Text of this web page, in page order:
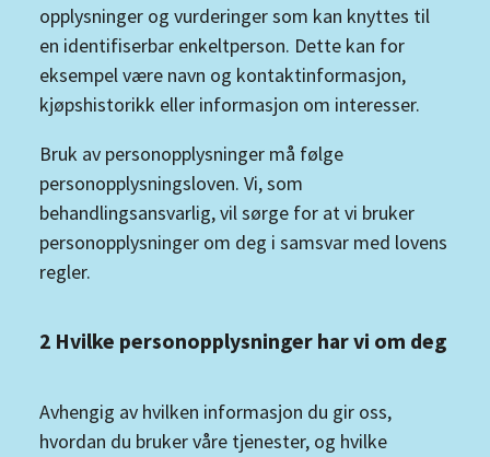
opplysninger og vurderinger som kan knyttes til
en identifiserbar enkeltperson. Dette kan for
eksempel være navn og kontaktinformasjon,
kjøpshistorikk eller informasjon om interesser.
Bruk av personopplysninger må følge
personopplysningsloven. Vi, som
behandlingsansvarlig, vil sørge for at vi bruker
personopplysninger om deg i samsvar med lovens
regler.
2 Hvilke personopplysninger har vi om deg
Avhengig av hvilken informasjon du gir oss,
hvordan du bruker våre tjenester, og hvilke